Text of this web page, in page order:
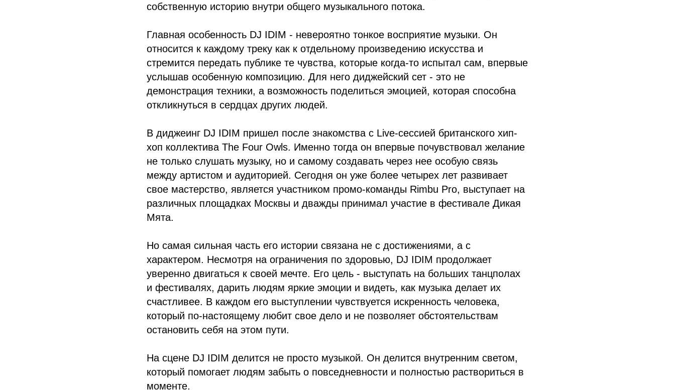
собственную историю внутри общего музыкального потока.
Главная особенность DJ IDIM - невероятно тонкое восприятие музыки. Он
относится к каждому треку как к отдельному произведению искусства и
стремится передать публике те чувства, которые когда-то испытал сам, впервые
услышав особенную композицию. Для него диджейский сет - это не
демонстрация техники, а возможность поделиться эмоцией, которая способна
откликнуться в сердцах других людей.
В диджеинг DJ IDIM пришел после знакомства с Live-сессией британского хип-
хоп коллектива The Four Owls. Именно тогда он впервые почувствовал желание
не только слушать музыку, но и самому создавать через нее особую связь
между артистом и аудиторией. Сегодня он уже более четырех лет развивает
свое мастерство, является участником промо-команды Rimbu Pro, выступает на
различных площадках Москвы и дважды принимал участие в фестивале Дикая
Мята.
Но самая сильная часть его истории связана не с достижениями, а с
характером. Несмотря на ограничения по здоровью, DJ IDIM продолжает
уверенно двигаться к своей мечте. Его цель - выступать на больших танцполах
и фестивалях, дарить людям яркие эмоции и видеть, как музыка делает их
счастливее. В каждом его выступлении чувствуется искренность человека,
который по-настоящему любит свое дело и не позволяет обстоятельствам
остановить себя на этом пути.
На сцене DJ IDIM делится не просто музыкой. Он делится внутренним светом,
который помогает людям забыть о повседневности и полностью раствориться в
моменте.